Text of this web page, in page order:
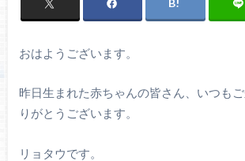
おはようございます。
昨日生まれた赤ちゃんの皆さん、いつも
りがとうございます。
リョタウです。